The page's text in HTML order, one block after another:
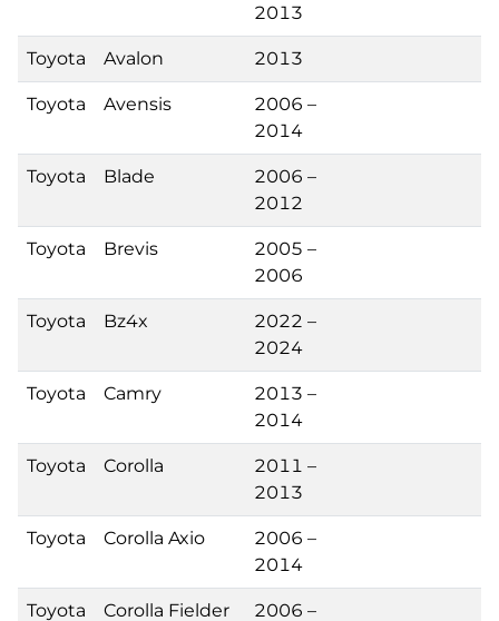
2013
Toyota Avalon 2013
Toyota Avensis
2006 –
2014
Toyota Blade
2006 –
2012
Toyota Brevis
2005 –
2006
Toyota Bz4x
2022 –
2024
Toyota Camry
2013 –
2014
Toyota Corolla
2011 –
2013
Toyota Corolla Axio
2006 –
2014
Toyota Corolla Fielder
2006 –